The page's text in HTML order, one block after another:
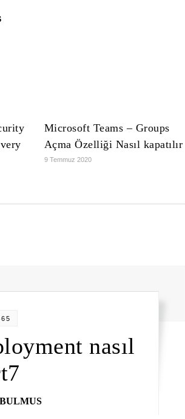
Microsoft Teams – Groups
Açma Özelliği Nasıl kapatılır
9 Temmuz 2020
nasıl